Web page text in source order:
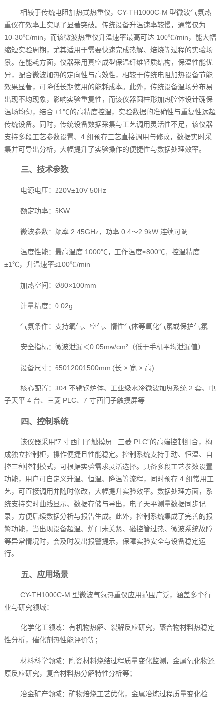
相较于传统电阻加热式热重仪，CY-TH1000C-M 型微波气氛热
重仪在效率上实现了显著突破。传统设备升温速率较慢，通常仅为
10-30℃/min，而该微波热重仪升温速率最高可达 100℃/min，能大幅
缩短实验周期，尤其适用于需要快速完成热解、焙烧等过程的实验场
景。在能耗方面，仪器采用真空成型保温纤维轻质结构，保温性能优
异，配合微波加热的定向性与高效性，相较于传统电阻加热设备节能
效果显著，可降低长期使用的能耗成本。此外，传统设备温场分布易
出现不均现象，影响实验重复性，而该仪器圆柱形加热腔体设计确保
温场均匀，结合 ±1℃的高精度控温，实验数据的准确性与重复性远超
传统设备。同时，传统设备数据采集与工艺调用灵活性不足，该仪器
支持多段工艺参数设置、4 组预存工艺直接调用与修改，数据实时采
集并可导出分析，大幅提升了实验操作的便捷性与数据处理效率。
三、技术参数
电源电压：220V±10V 50Hz
额定功率：5KW
微波参数：频率 2.45GHz，功率 0.4～2.9kW 连续可调
温度性能：最高温度 1000℃，工作温度≤800℃，控温精度
±1℃，升温速率≤100℃/min
加热空间：Ø80×100mm
计量精度：0.02g
气氛条件：支持氧气、空气、惰性气体等氧化气氛或保护气氛
安全指标：微波泄漏＜0.05mw/cm²（低于手机平均泄漏值）
设备尺寸：65012001500mm (长 × 宽 × 高)
核心配置：304 不锈钢炉体、工业级水冷微波加热系统 2 套、电
子天平 4 台、三菱 PLC、7 寸西门子触摸屏等
四、控制系统
该仪器采用“7 寸西门子触摸屏 三菱 PLC”的高端控制组合，构
成独立控制柜，操作便捷且性能稳定。控制系统支持手动、恒温、自
控三种控制模式，可根据实验需求灵活选择。具备多段工艺参数设置
功能，用户可自定义升温、恒温、降温等流程，同时预存 4 组常用工
艺，可直接调用并随时修改，大幅提升实验效率。数据处理方面，系
统支持实时曲线显示、数据存储与导出，电子天平测量数据同步记
录，方便后续数据分析与报告生成。此外，控制系统集成了完善的报
警功能，当出现设备超温、炉门未关紧、磁控管过热、微波系统故障
等异常情况时，会及时发出报警提示，保障实验安全与设备稳定运
行。
五、应用场景
CY-TH1000C-M 型微波气氛热重仪应用范围广泛，涵盖多个行
业与研究领域：
化学化工领域：有机物热解、裂解反应研究，聚合物材料热稳定
性分析，催化剂热性能评价等；
材料科学领域：陶瓷材料烧结过程质量变化监测，金属氧化物还
原反应研究，复合材料热分解特性分析等；
冶金矿产领域：矿物焙烧工艺优化，金属冶炼过程质量变化检